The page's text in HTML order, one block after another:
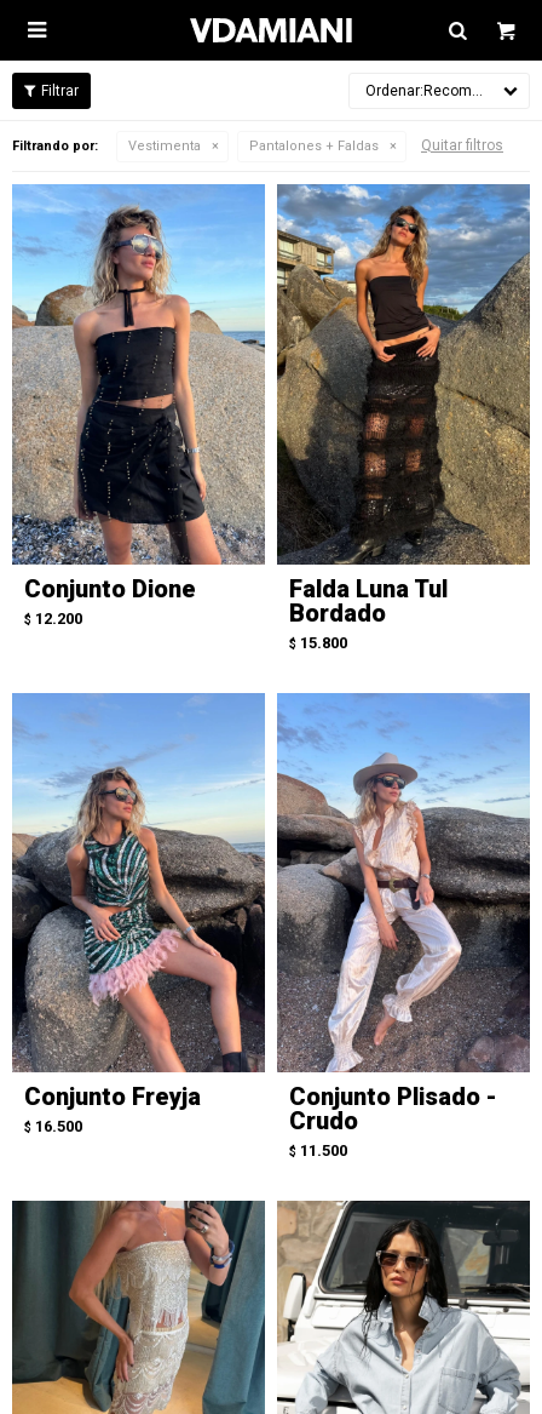

Recomendados
Filtrando por: Vestimenta Pantalones + Faldas Quitar filtros
Conjunto Dione
$ 12.200
Falda Luna Tul
Bordado
$ 15.800
Conjunto Freyja
$ 16.500
Conjunto Plisado -
Crudo
$ 11.500